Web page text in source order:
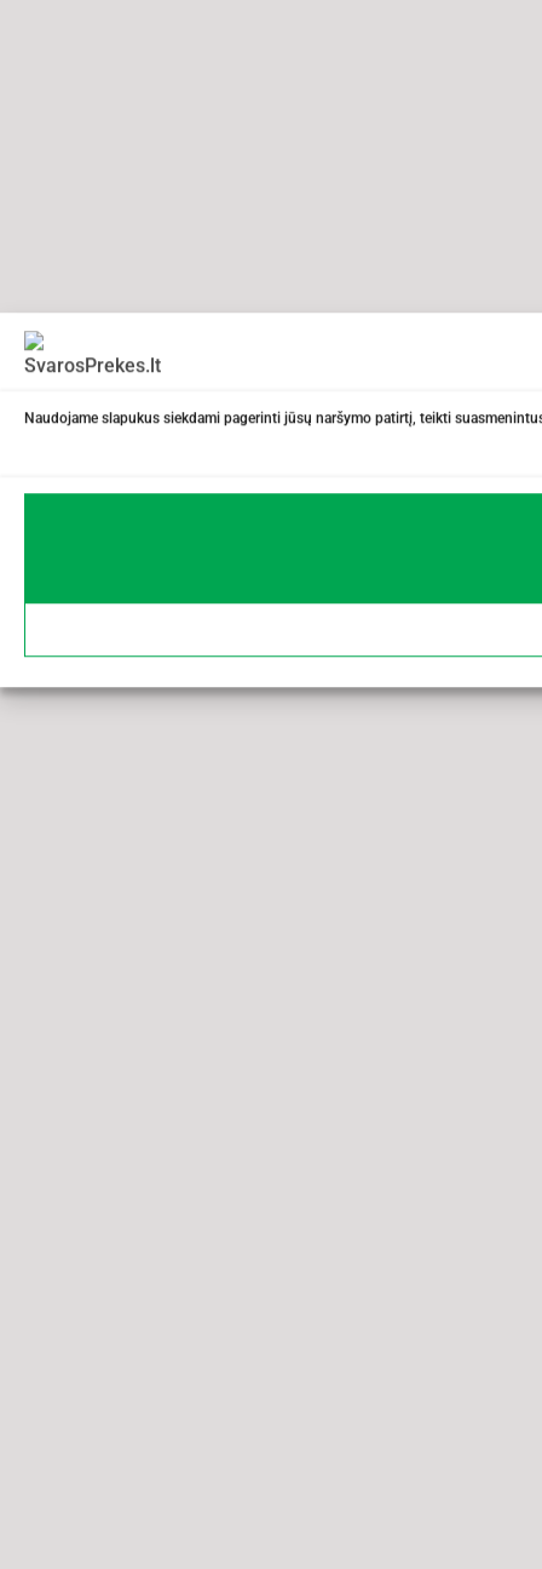
Naudojame slapukus siekdami pagerinti jūsų naršymo patirtį, teikti